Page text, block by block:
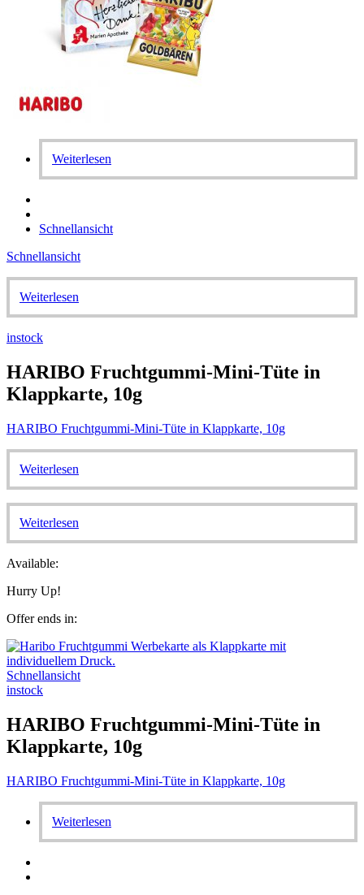
Weiterlesen
Schnellansicht
Schnellansicht
Weiterlesen
instock
HARIBO Fruchtgummi-Mini-Tüte in
Klappkarte, 10g
HARIBO Fruchtgummi-Mini-Tüte in Klappkarte, 10g
Weiterlesen
Weiterlesen
Available:
Hurry Up!
Offer ends in:
Schnellansicht
instock
HARIBO Fruchtgummi-Mini-Tüte in
Klappkarte, 10g
HARIBO Fruchtgummi-Mini-Tüte in Klappkarte, 10g
Weiterlesen